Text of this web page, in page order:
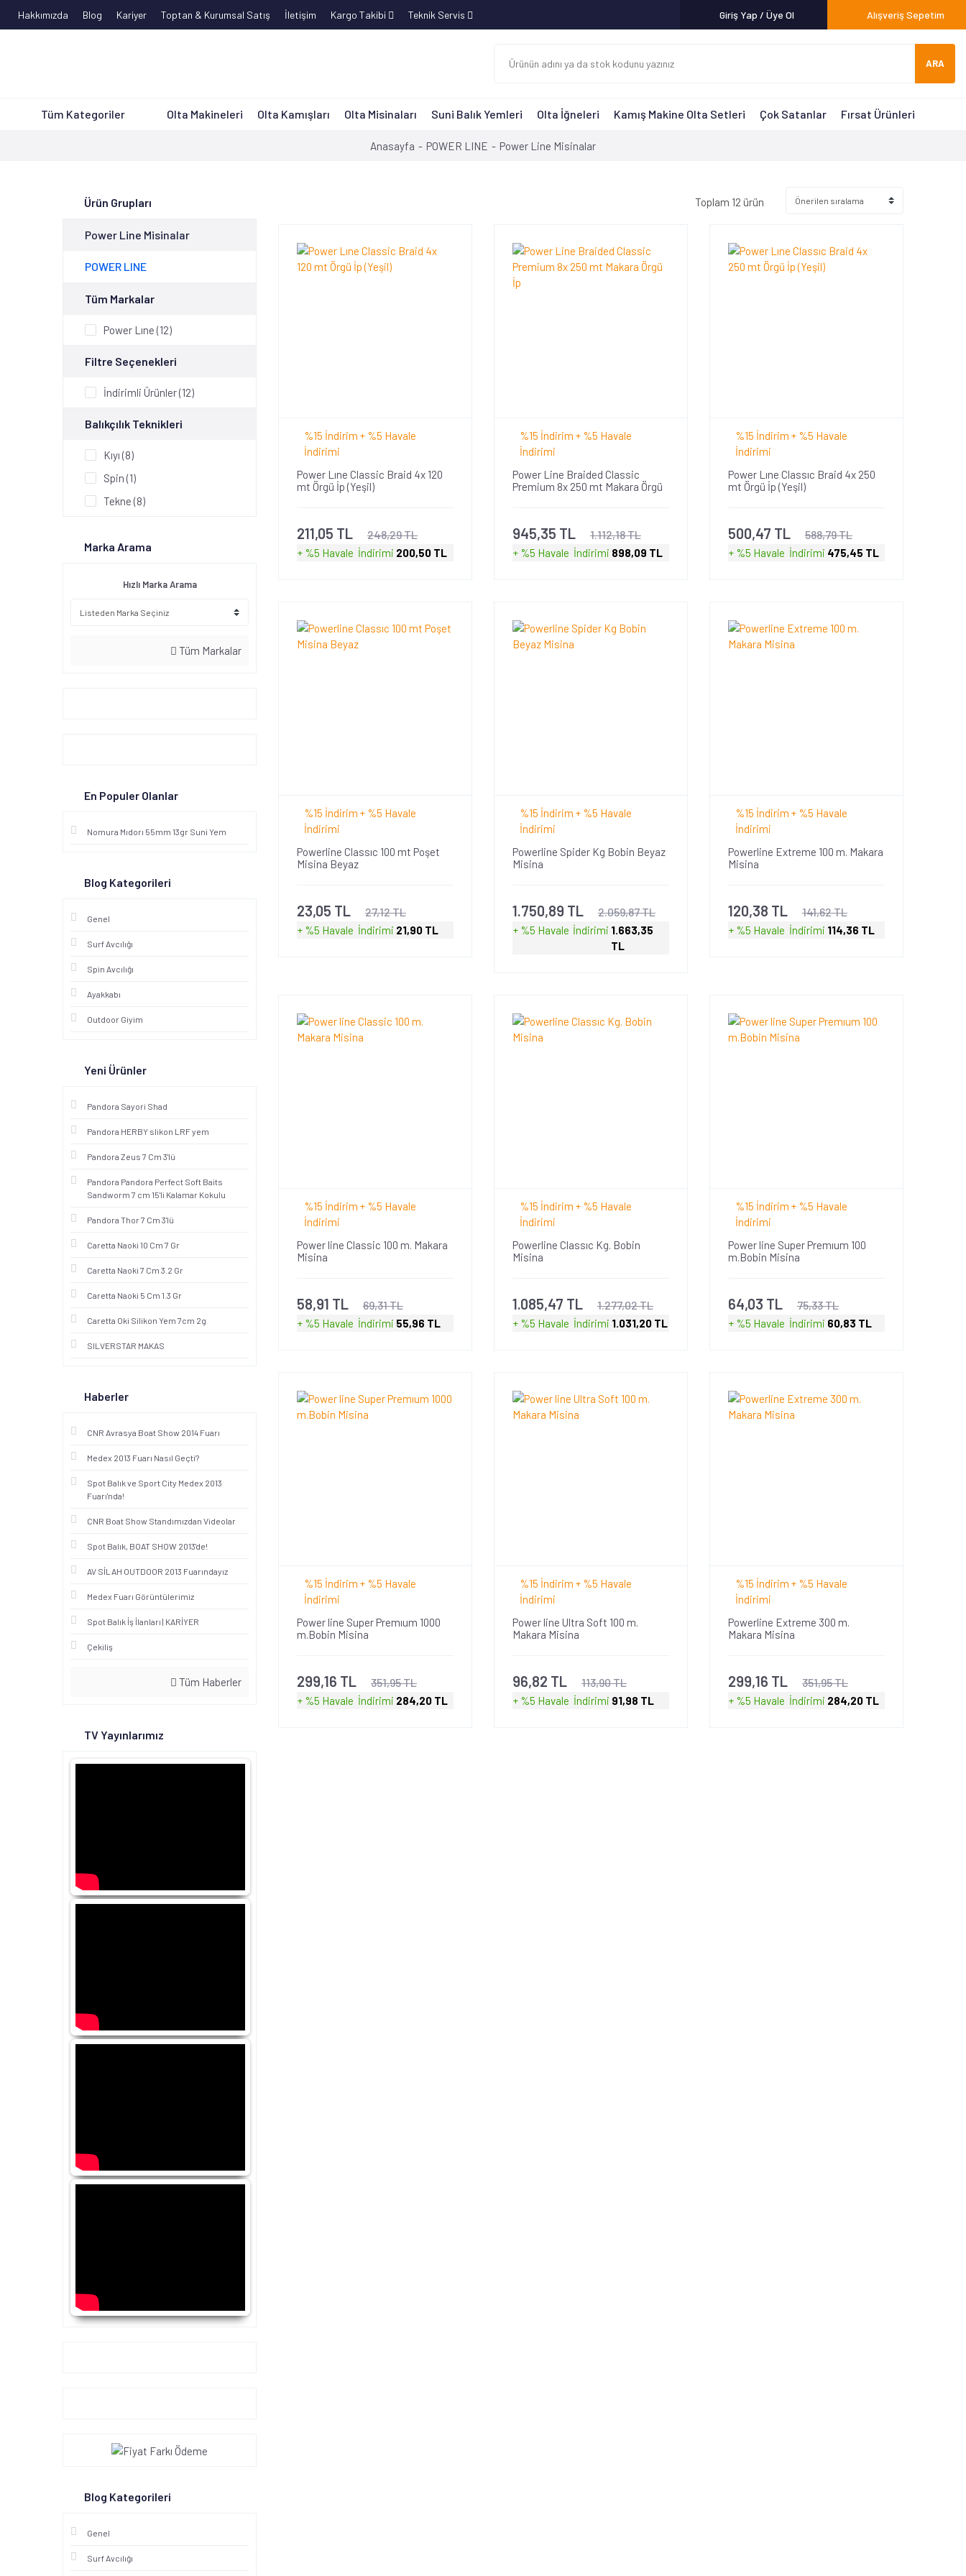
Hakkımızda Blog Kariyer Toptan & Kurumsal Satış İletişim Kargo Takibi Teknik Servis Giriş Yap / Üye Ol Alışveriş Sepetim
ARA
Tüm Kategoriler Olta Makineleri Olta Kamışları Olta Misinaları Suni Balık Yemleri Olta İğneleri Kamış Makine Olta Setleri Çok Satanlar Fırsat Ürünleri
Anasayfa POWER LINE Power Line Misinalar
Ürün Grupları
Power Line Misinalar
POWER LINE
Tüm Markalar
Power Lıne (12)
Filtre Seçenekleri
İndirimli Ürünler (12)
Balıkçılık Teknikleri
Kıyı (8)
Spin (1)
Tekne (8)
Marka Arama
Hızlı Marka Arama
Tüm Markalar
En Populer Olanlar
Nomura Mıdorı 55mm 13gr Suni Yem
Blog Kategorileri
Genel
Surf Avcılığı
Spin Avcılığı
Ayakkabı
Outdoor Giyim
Yeni Ürünler
Pandora Sayori Shad
Pandora HERBY slikon LRF yem
Pandora Zeus 7 Cm 3'lü
Pandora Pandora Perfect Soft Baits
Sandworm 7 cm 15'li Kalamar Kokulu
Pandora Thor 7 Cm 3'lü
Caretta Naoki 10 Cm 7 Gr
Caretta Naoki 7 Cm 3.2 Gr
Caretta Naoki 5 Cm 1.3 Gr
Caretta Oki Silikon Yem 7cm 2g
SILVERSTAR MAKAS
Haberler
CNR Avrasya Boat Show 2014 Fuarı
Medex 2013 Fuarı Nasıl Geçti?
Spot Balık ve Sport City Medex 2013
Fuarı'nda!
CNR Boat Show Standımızdan Videolar
Spot Balık, BOAT SHOW 2013'de!
AV SİLAH OUTDOOR 2013 Fuarındayız
Medex Fuarı Görüntülerimiz
Spot Balık İş İlanları | KARİYER
Çekiliş
Tüm Haberler
TV Yayınlarımız
Blog Kategorileri
Genel
Surf Avcılığı
Toplam 12 ürün
%15 İndirim + %5 Havale
İndirimi
Power Lıne Classic Braid 4x 120
mt Örgü İp (Yeşil)
211,05 TL 248,29 TL
+ %5 Havale İndirimi 200,50 TL
%15 İndirim + %5 Havale
İndirimi
Power Line Braided Classic
Premium 8x 250 mt Makara Örgü
945,35 TL 1.112,18 TL
+ %5 Havale İndirimi 898,09 TL
%15 İndirim + %5 Havale
İndirimi
Power Lıne Classıc Braid 4x 250
mt Örgü İp (Yeşil)
500,47 TL 588,79 TL
+ %5 Havale İndirimi 475,45 TL
%15 İndirim + %5 Havale
İndirimi
Powerline Classıc 100 mt Poşet
Misina Beyaz
23,05 TL 27,12 TL
+ %5 Havale İndirimi 21,90 TL
%15 İndirim + %5 Havale
İndirimi
Powerline Spider Kg Bobin Beyaz
Misina
1.750,89 TL 2.059,87 TL
+ %5 Havale İndirimi 1.663,35
TL
%15 İndirim + %5 Havale
İndirimi
Powerline Extreme 100 m. Makara
Misina
120,38 TL 141,62 TL
+ %5 Havale İndirimi 114,36 TL
%15 İndirim + %5 Havale
İndirimi
Power line Classic 100 m. Makara
Misina
58,91 TL 69,31 TL
+ %5 Havale İndirimi 55,96 TL
%15 İndirim + %5 Havale
İndirimi
Powerline Classıc Kg. Bobin
Misina
1.085,47 TL 1.277,02 TL
+ %5 Havale İndirimi 1.031,20 TL
%15 İndirim + %5 Havale
İndirimi
Power line Super Premıum 100
m.Bobin Misina
64,03 TL 75,33 TL
+ %5 Havale İndirimi 60,83 TL
%15 İndirim + %5 Havale
İndirimi
Power line Super Premıum 1000
m.Bobin Misina
299,16 TL 351,95 TL
+ %5 Havale İndirimi 284,20 TL
%15 İndirim + %5 Havale
İndirimi
Power line Ultra Soft 100 m.
Makara Misina
96,82 TL 113,90 TL
+ %5 Havale İndirimi 91,98 TL
%15 İndirim + %5 Havale
İndirimi
Powerline Extreme 300 m.
Makara Misina
299,16 TL 351,95 TL
+ %5 Havale İndirimi 284,20 TL